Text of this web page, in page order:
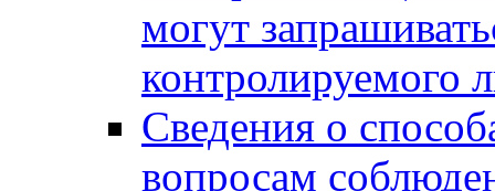
могут
контролируемого
Сведения о
вопросам